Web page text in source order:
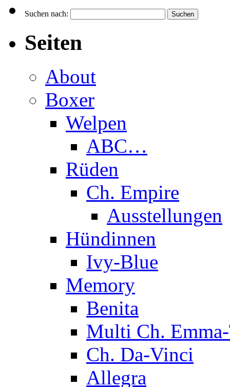
Suchen nach:
Seiten
About
Boxer
Welpen
ABC…
Rüden
Ch. Empire
Ausstellungen
Hündinnen
Ivy-Blue
Memory
Benita
Multi Ch.
Ch. Da-Vinci
Allegra